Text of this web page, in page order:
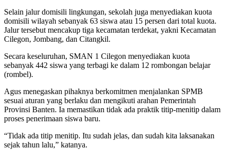
Selain jalur domisili lingkungan, sekolah juga menyediakan kuota
domisili wilayah sebanyak 63 siswa atau 15 persen dari total kuota.
Jalur tersebut mencakup tiga kecamatan terdekat, yakni Kecamatan
Cilegon, Jombang, dan Citangkil.
Secara keseluruhan, SMAN 1 Cilegon menyediakan kuota
sebanyak 442 siswa yang terbagi ke dalam 12 rombongan belajar
(rombel).
Agus menegaskan pihaknya berkomitmen menjalankan SPMB
sesuai aturan yang berlaku dan mengikuti arahan Pemerintah
Provinsi Banten. Ia memastikan tidak ada praktik titip-menitip dalam
proses penerimaan siswa baru.
“Tidak ada titip menitip. Itu sudah jelas, dan sudah kita laksanakan
sejak tahun lalu,” katanya.